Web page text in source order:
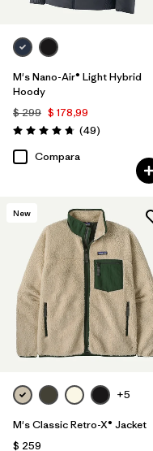
M's Nano-Air® Light Hybrid
Hoody
$ 299 $ 178,99
Valoración: 4.8 / 5
(49Comentarios
)
Compara
New
+5
M's Classic Retro-X® Jacket
$ 259